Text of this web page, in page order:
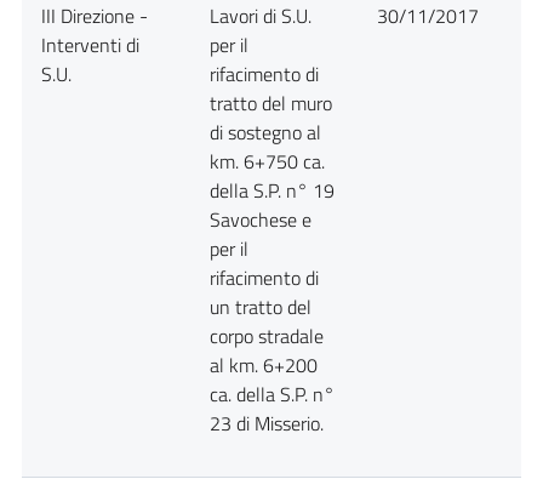
III Direzione -
Interventi di
S.U.
Lavori di S.U.
per il
rifacimento di
tratto del muro
di sostegno al
km. 6+750 ca.
della S.P. n° 19
Savochese e
per il
rifacimento di
un tratto del
corpo stradale
al km. 6+200
ca. della S.P. n°
23 di Misserio.
30/11/2017